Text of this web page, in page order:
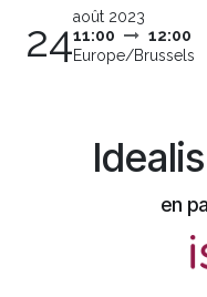
24août 2023
11:00
12:00
Europe/Brussels
en